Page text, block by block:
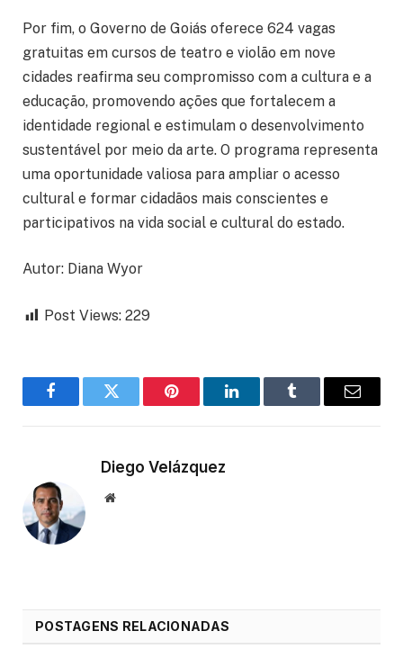
Por fim, o Governo de Goiás oferece 624 vagas
gratuitas em cursos de teatro e violão em nove
cidades reafirma seu compromisso com a cultura e a
educação, promovendo ações que fortalecem a
identidade regional e estimulam o desenvolvimento
sustentável por meio da arte. O programa representa
uma oportunidade valiosa para ampliar o acesso
cultural e formar cidadãos mais conscientes e
participativos na vida social e cultural do estado.
Autor: Diana Wyor
Post Views: 229
FacebookTwitter Pinterest LinkedInTumblr Email
Diego Velázquez
Website
POSTAGENS RELACIONADAS